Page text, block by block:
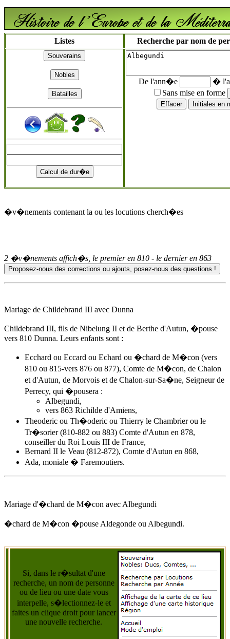
Listes Recherche par nom de
De l'ann�e
�
Sans mise en forme
�v�nements contenant la ou les locutions cherch�es
2 �v�nements affich�s, le premier en 810 - le dernier en 863
Mariage de Childebrand III avec Dunna
Childebrand III, fils de Nibelung II et de Berthe d'Autun, �pouse
vers 810 Dunna. Leurs enfants sont :
Ecchard ou Eccard ou Echard ou �chard de M�con (vers
810 ou 815-vers 876 ou 877), Comte de M�con, de Chalon
et d'Autun, de Morvois et de Chalon-sur-Sa�ne, Seigneur de
Perrecy, qui �pousera :
Albegundi,
vers 863 Richilde d'Amiens,
Theoderic ou Th�oderic ou Thierry le Chambrier ou le
Tr�sorier (810-882 ou 883) Comte d'Autun en 878,
conseiller du Roi Louis III de France,
Bernard II le Veau (812-872), Comte d'Autun en 868,
Ada, moniale � Faremoutiers.
Mariage d'�chard de M�con avec Albegundi
�chard de M�con �pouse Aldegonde ou Albegundi.
Si, dans le r�sultat d'une
recherche, un nom de personne
ou de lieu ou une date vous
interpelle, s�lectionnez-le et
faites un clique droit pour lancer
une nouvelle recherche.